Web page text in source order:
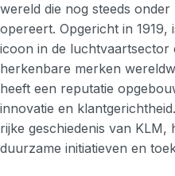
wereld die nog steeds
opereert. Opgericht in 1919,
icoon in de luchtvaartsector
herkenbare merken
heeft een reputatie
innovatie en
rijke geschiedenis van
duurzame initiatieven en